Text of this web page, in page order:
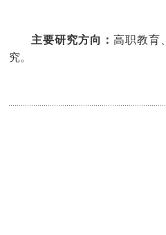
主要研究方向：高职教育
究。